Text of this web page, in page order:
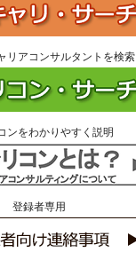
リアコンサルタントを検索
ンをわかりやすく説明
登録者専用